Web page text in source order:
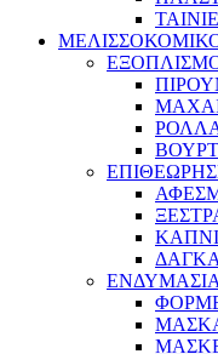
ΕΝΔΥΜΑΣΙΑ